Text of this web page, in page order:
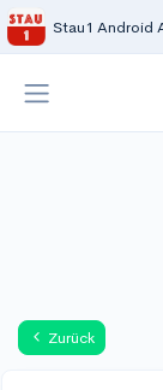
Stau1 Android
Zurück